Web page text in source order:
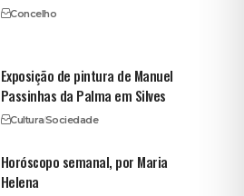
Concelho
Exposição de pintura de Manuel
Passinhas da Palma em Silves
CulturaSociedade
Horóscopo semanal, por Maria
Helena